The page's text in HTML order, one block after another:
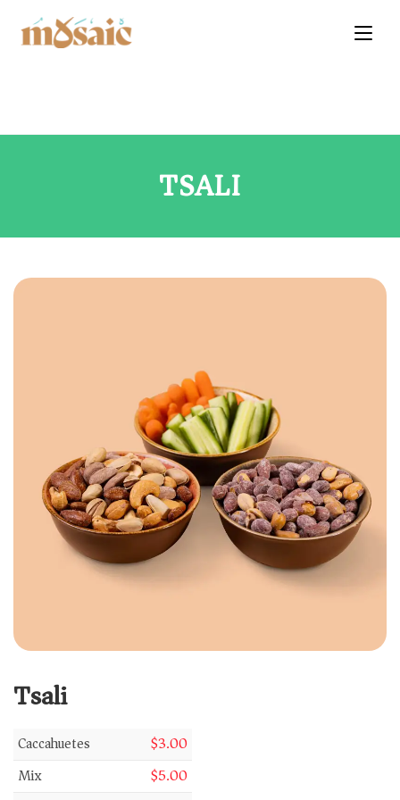
TSALI
Tsali
Caccahuetes $3.00
Mix
$5.00